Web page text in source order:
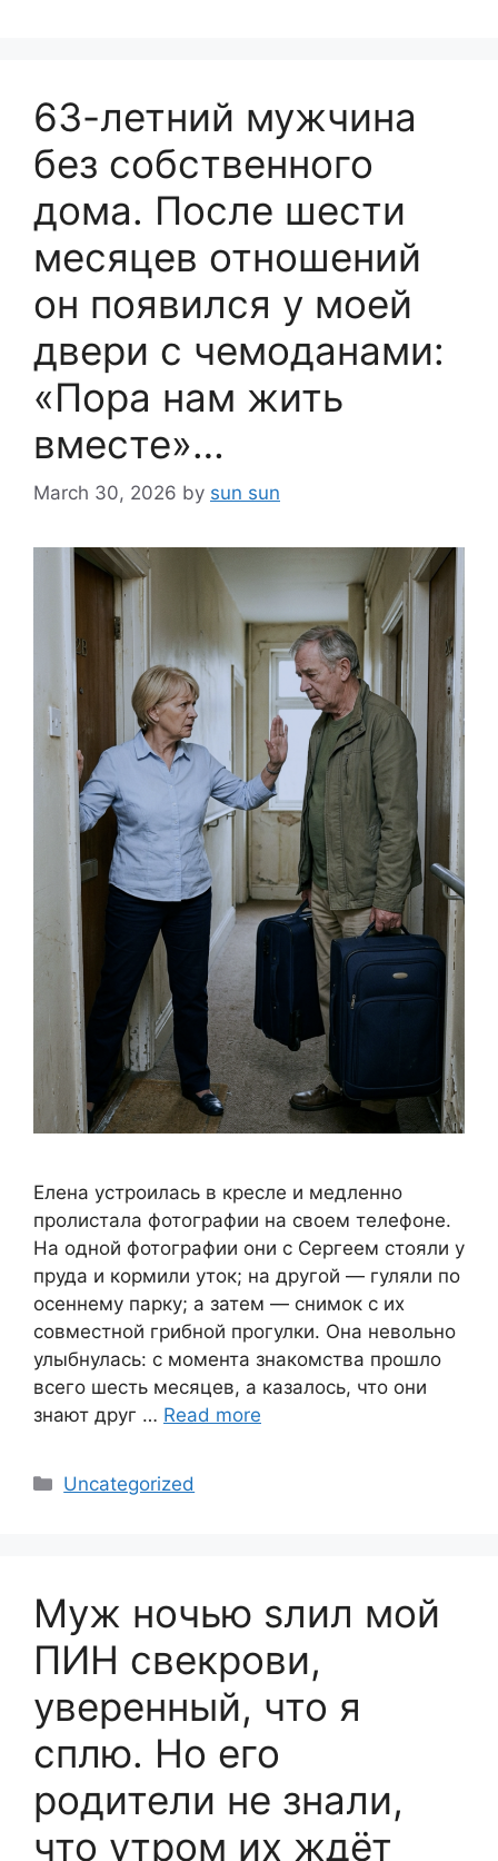
63-летний мужчина
без собственного
дома. После шести
месяцев отношений
он появился у моей
двери с чемоданами:
«Пора нам жить
вместе»…
March 30, 2026 by sun sun
Елена устроилась в кресле и медленно
пролистала фотографии на своем телефоне.
На одной фотографии они с Сергеем стояли у
пруда и кормили уток; на другой — гуляли по
осеннему парку; а затем — снимок с их
совместной грибной прогулки. Она невольно
улыбнулась: с момента знакомства прошло
всего шесть месяцев, а казалось, что они
знают друг … Read more
Categories
Uncategorized
Муж ночью sлил мой
ПИН свекрови,
уверенный, что я
сплю. Но его
родители не знали,
что утром их ждёт